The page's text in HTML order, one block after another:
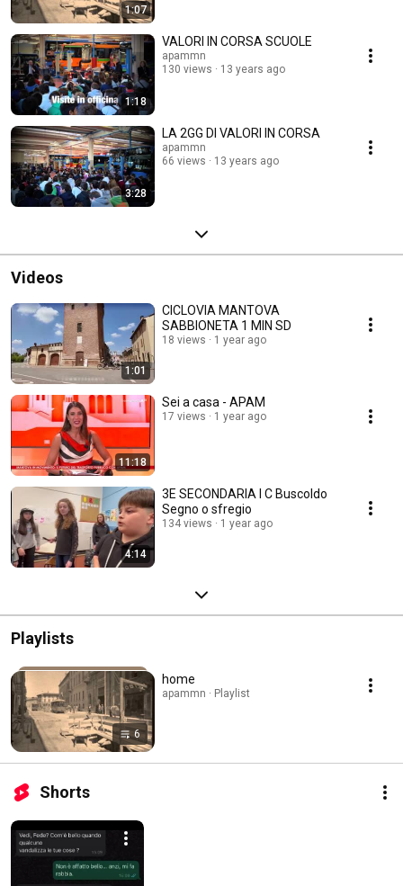
1:07
1:18
VALORI IN CORSA SCUOLE
apammn
130 views
13 years ago
3:28
LA 2GG DI VALORI IN CORSA
apammn
66 views
13 years ago
Videos
1:01
CICLOVIA MANTOVA
SABBIONETA 1 MIN SD
18 views 1 year ago
11:18
Sei a casa - APAM
17 views 1 year ago
4:14
3E SECONDARIA I C Buscoldo
Segno o sfregio
134 views 1 year ago
Playlists
6
home
apammn · Playlist
Shorts